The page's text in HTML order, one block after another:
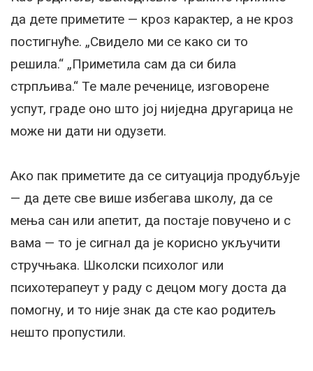
да дете приметите — кроз карактер, а не кроз
постигнуће. „Свидело ми се како си то
решила.“ „Приметила сам да си била
стрпљива.“ Те мале реченице, изговорене
успут, граде оно што јој ниједна другарица не
може ни дати ни одузети.
Ако пак приметите да се ситуација продубљује
— да дете све више избегава школу, да се
мења сан или апетит, да постаје повучено и с
вама — то је сигнал да је корисно укључити
стручњака. Школски психолог или
психотерапеут у раду с децом могу доста да
помогну, и то није знак да сте као родитељ
нешто пропустили.